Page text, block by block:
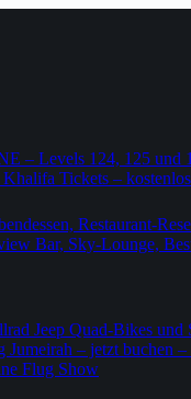
– Levels 124, 125 und
Tickets –
Restaurant-
Bar, Sky-Lounge,
Jeep Quad-Bikes und
– jetzt buchen
Flug Show